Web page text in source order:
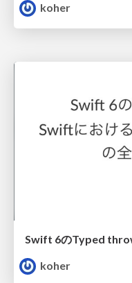
koher
koher